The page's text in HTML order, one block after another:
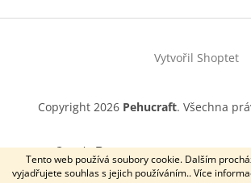
Tento web používá soubory cookie. Dalším
vyjadřujete souhlas s jejich používáním.. Více
Vytvořil Shoptet
Copyright 2026 Pehucraft. Všechna
Google Recenze
5.0